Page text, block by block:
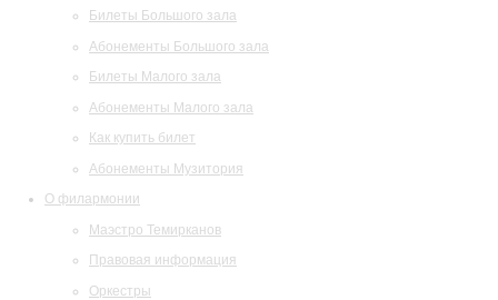
Билеты Большого зала
Абонементы Большого зала
Билеты Малого зала
Абонементы Малого зала
Как купить билет
Абонементы Музитория
О филармонии
Маэстро Темирканов
Правовая информация
Оркестры